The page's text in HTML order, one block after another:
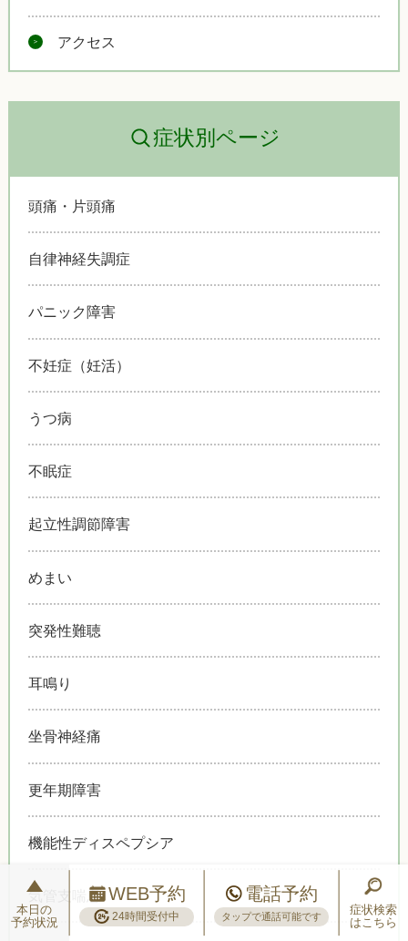
アクセス
症状別ページ
頭痛・片頭痛
自律神経失調症
パニック障害
不妊症（妊活）
うつ病
不眠症
起立性調節障害
めまい
突発性難聴
耳鳴り
坐骨神経痛
更年期障害
機能性ディスペプシア
気管支喘息
本日の
予約状況
WEB予約
24時間受付中
電話予約
タップで通話可能です
症状検索
はこちら